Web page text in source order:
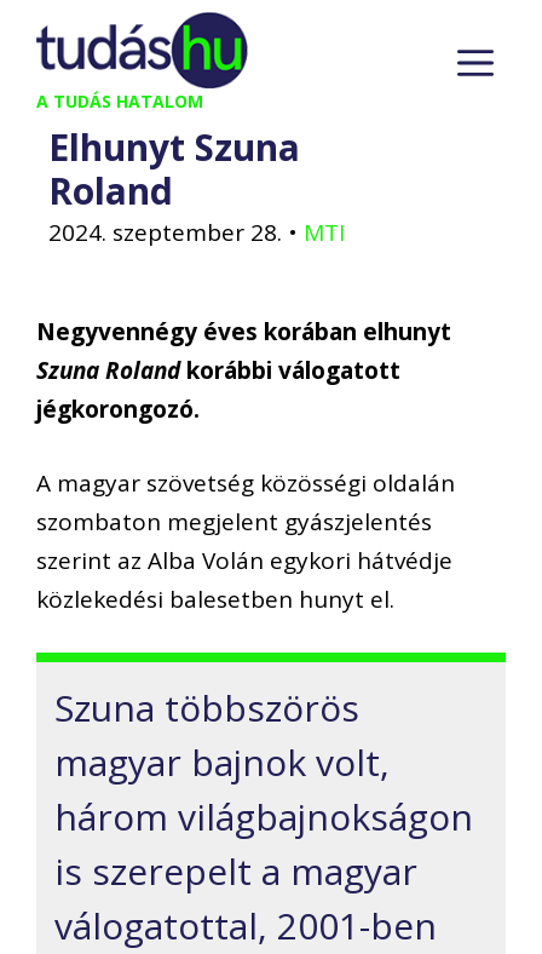
Kilépés
tartalomba
A TUDÁS HATALOM
Elhunyt Szuna
Roland
2024. szeptember 28. • MTI
Negyvennégy éves korában elhunyt
Szuna Rolandkorábbi válogatott
jégkorongozó.
A magyar szövetség közösségi oldalán
szombaton megjelent gyászjelentés
szerint az Alba Volán egykori hátvédje
közlekedési balesetben hunyt el.
Szuna többszörös
magyar bajnok volt,
három világbajnokságon
is szerepelt a magyar
válogatottal, 2001-ben